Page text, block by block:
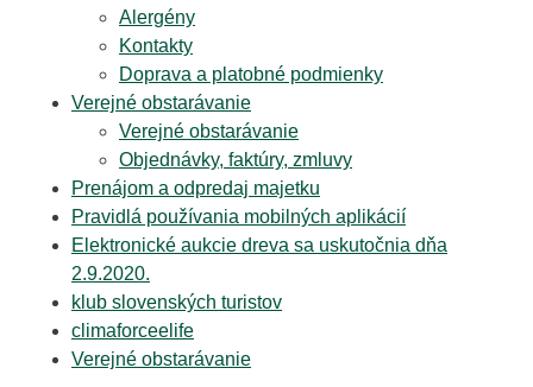
Alergény
Kontakty
Doprava a platobné podmienky
Verejné obstarávanie
Verejné obstarávanie
Objednávky, faktúry, zmluvy
Prenájom a odpredaj majetku
Pravidlá používania mobilných aplikácií
Elektronické aukcie dreva sa uskutočnia dňa
2.9.2020.
klub slovenských turistov
climaforceelife
Verejné obstarávanie